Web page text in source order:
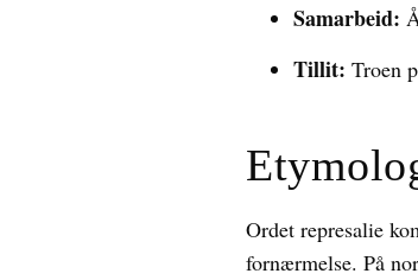
Samarbeid:
Tillit: Troen
Ordet represalie
fornærmelse. På